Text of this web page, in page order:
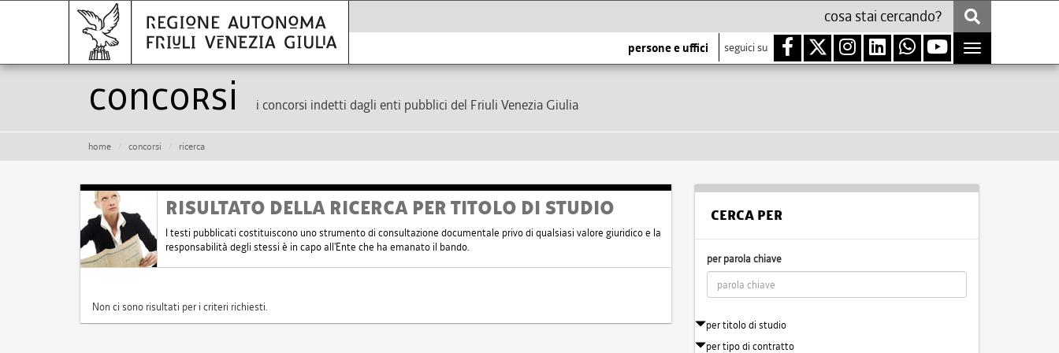
persone e uffici seguici su
Toggle
navigation
Concorsi i concorsi indetti dagli enti pubblici del Friuli Venezia Giulia
home concorsi ricerca
RISULTATO DELLA RICERCA PER TITOLO DI STUDIO
I testi pubblicati costituiscono uno strumento di consultazione documentale privo di qualsiasi valore giuridico e la
responsabilità degli stessi è in capo all'Ente che ha emanato il bando.
Non ci sono risultati per i criteri richiesti.
CERCA PER
per parola chiave
per titolo di studio
per tipo di contratto